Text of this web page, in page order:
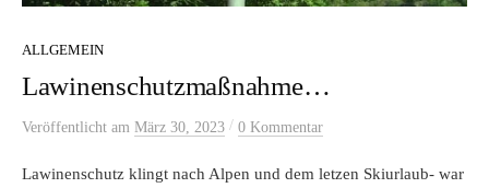
ALLGEMEIN
Lawinenschutzmaßnahme…
Veröffentlicht am März 30, 2023 / 0 Kommentar
Lawinenschutz klingt nach Alpen und dem letzen Skiurlaub- war